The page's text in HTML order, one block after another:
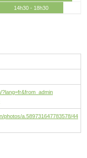
14h30 - 18h30
photos/a.589731647783578/44